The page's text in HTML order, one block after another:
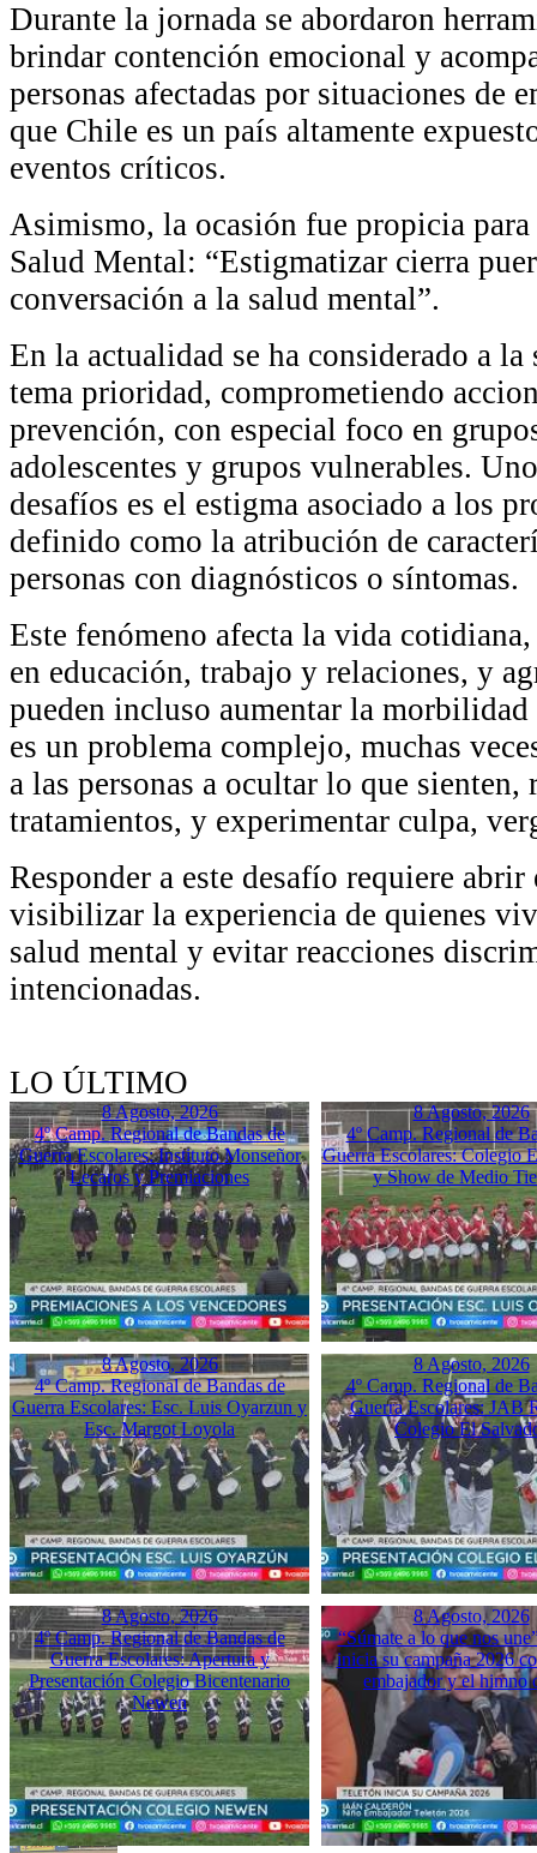
Durante la jornada se abordaron
brindar contención emocional y
personas afectadas por situaciones de
que Chile es un país altamente
eventos críticos.
Asimismo, la ocasión fue propicia para
Salud Mental: “Estigmatizar cierra
conversación a la salud mental”.
En la actualidad se ha considerado a
tema prioridad, comprometiendo
prevención, con especial foco en
adolescentes y grupos vulnerables.
desafíos es el estigma asociado a los
definido como la atribución de
personas con diagnósticos o síntomas.
Este fenómeno afecta la vida
en educación, trabajo y relaciones, y
pueden incluso aumentar la
es un problema complejo, muchas
a las personas a ocultar lo que sienten,
tratamientos, y experimentar culpa,
Responder a este desafío requiere
visibilizar la experiencia de quienes
salud mental y evitar reacciones
intencionadas.
LO ÚLTIMO
8 Agosto, 2026
4º Camp. Regional de Bandas de
Guerra Escolares: Instituto Monseñor
Lecaros y Premiaciones
8 Agosto, 2026
4º Camp. Regional de
Guerra Escolares: Colegio
y Show de Medio
8 Agosto, 2026
4º Camp. Regional de Bandas de
Guerra Escolares: Esc. Luis Oyarzun y
Esc. Margot Loyola
8 Agosto, 2026
4º Camp. Regional de
Guerra Escolares: JAB
Colegio El
8 Agosto, 2026
4º Camp. Regional de Bandas de
Guerra Escolares: Apertura y
Presentación Colegio Bicentenario
Newen
8 Agosto, 2026
“Súmate a lo que nos
inicia su campaña 2026
embajador y el himno